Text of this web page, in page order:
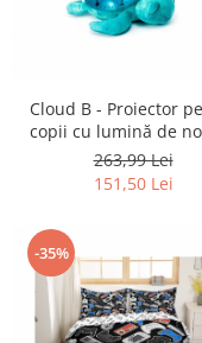
Fiare de calcat si
Fashion
Bijuterii
Ceasuri barbatesti
Cutii, curele si
Genti si accesorii
Genti si accesorii femei
Imbracaminte barbati
Cloud B - Proiector
copii cu lumină de
confortabilă, cu
liniștitoare -
263,99 Lei
151,50 Lei
-35%